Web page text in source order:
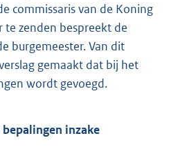
commissaris van de Koning
te zenden bespreekt de
burgemeester. Van dit
gemaakt dat bij het
wordt gevoegd.
inzake